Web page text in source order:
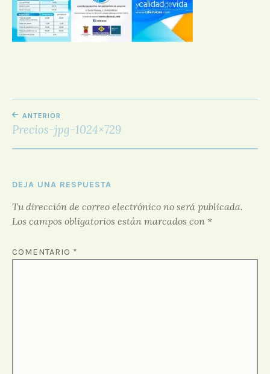
D
O
R
NAVEGACIÓN
DE
ENTRADAS
ANTERIOR
Precios-jpg-1024×729
DEJA UNA RESPUESTA
Tu dirección de correo electrónico no será publicada.
Los campos obligatorios están marcados con *
COMENTARIO *